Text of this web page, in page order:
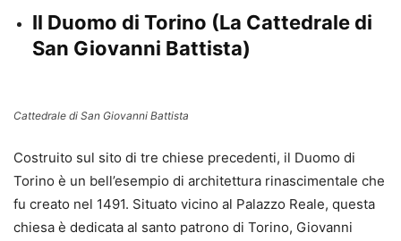
Il Duomo di Torino (La Cattedrale di
San Giovanni Battista)
Cattedrale di San Giovanni Battista
Costruito sul sito di tre chiese precedenti, il Duomo di
Torino è un bell’esempio di architettura rinascimentale che
fu creato nel 1491. Situato vicino al Palazzo Reale, questa
chiesa è dedicata al santo patrono di Torino, Giovanni